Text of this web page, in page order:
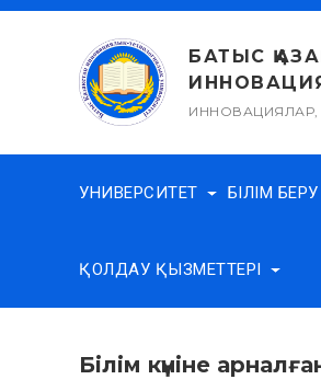
Skip
БАТЫС
ИННОВАЦИЯЛАР,
УНИВЕРСИТЕТ БІЛІМ БЕРУ
ҚОЛДАУ ҚЫЗМЕТТЕРІ
Білім күніне